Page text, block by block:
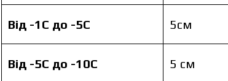
Від -1С до -5С 5см
Від -5С до -10С 5 см
персональних